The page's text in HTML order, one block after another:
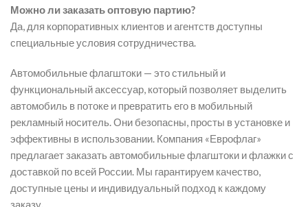
Можно ли заказать оптовую партию?
Да, для корпоративных клиентов и агентств доступны
специальные условия сотрудничества.
Автомобильные флагштоки — это стильный и
функциональный аксессуар, который позволяет выделить
автомобиль в потоке и превратить его в мобильный
рекламный носитель. Они безопасны, просты в установке и
эффективны в использовании. Компания «Еврофлаг»
предлагает заказать автомобильные флагштоки и флажки с
доставкой по всей России. Мы гарантируем качество,
доступные цены и индивидуальный подход к каждому
заказу.